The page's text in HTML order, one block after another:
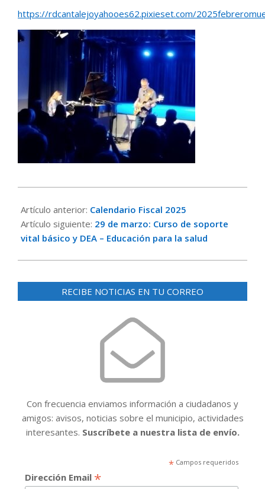
https://rdcantalejoyahooes62.pixieset.com/
02-
18
Artículo anterior: Calendario Fiscal 2025
Artículo siguiente: 29 de marzo: Curso de soporte
vital básico y DEA – Educación para la salud
RECIBE NOTICIAS EN TU CORREO
Con frecuencia enviamos información a ciudadanos y
amigos: avisos, noticias sobre el municipio, actividades
interesantes. Suscríbete a nuestra lista de envío.
*Campos requeridos
Dirección Email *